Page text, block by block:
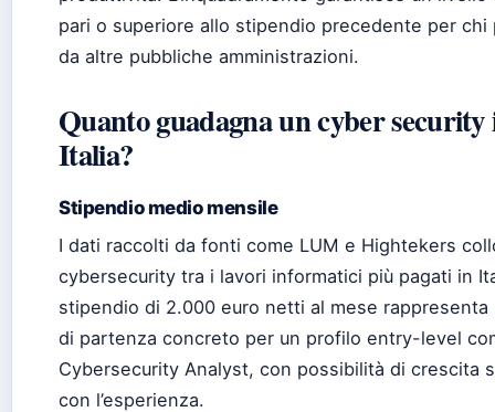
pari o superiore allo stipendio precedente per chi
da altre pubbliche amministrazioni.
Quanto guadagna un cyber security
Italia?
Stipendio medio mensile
I dati raccolti da fonti come LUM e Hightekers
cybersecurity tra i lavori informatici più pagati in
stipendio di 2.000 euro netti al mese rappresenta
di partenza concreto per un profilo entry-level
Cybersecurity Analyst, con possibilità di crescita
con l’esperienza.